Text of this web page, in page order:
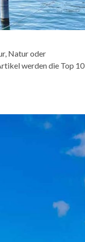
Natur oder
werden die Top 10